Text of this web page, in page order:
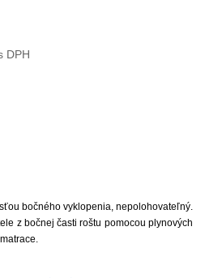
DPH
bočného vyklopenia, nepolohovateľný.
z bočnej časti roštu pomocou plynových